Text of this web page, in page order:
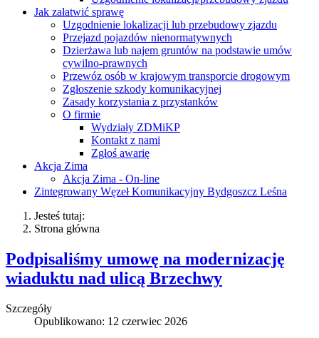
Jak załatwić sprawę
Uzgodnienie lokalizacji lub przebudowy zjazdu
Przejazd pojazdów nienormatywnych
Dzierżawa lub najem gruntów na podstawie umów
cywilno-prawnych
Przewóz osób w krajowym transporcie drogowym
Zgłoszenie szkody komunikacyjnej
Zasady korzystania z przystanków
O firmie
Wydziały ZDMiKP
Kontakt z nami
Zgłoś awarię
Akcja Zima
Akcja Zima - On-line
Zintegrowany Węzeł Komunikacyjny Bydgoszcz Leśna
Jesteś tutaj:
Strona główna
Podpisaliśmy umowę na modernizację
wiaduktu nad ulicą Brzechwy
Szczegóły
Opublikowano: 12 czerwiec 2026